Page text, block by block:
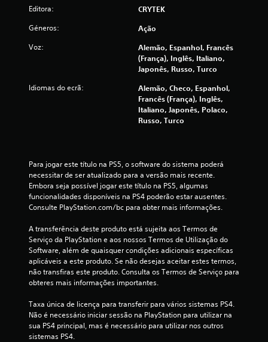
i
o
c
n
c
o
)
c
o
Editora: CRYTEK
Géneros: Ação
Voz:
Alemão, Espanhol, Francês
(França), Inglês, Italiano,
Japonês, Russo, Turco
Idiomas do ecrã:
Alemão, Checo, Espanhol,
Francês (França), Inglês,
Italiano, Japonês, Polaco,
Russo, Turco
Para jogar este título na PS5, o software do sistema poderá
necessitar de ser atualizado para a versão mais recente.
Embora seja possível jogar este título na PS5, algumas
funcionalidades disponíveis na PS4 poderão estar ausentes.
Consulte PlayStation.com/bc para obter mais informações.
A transferência deste produto está sujeita aos Termos de
Serviço da PlayStation e aos nossos Termos de Utilização do
Software, além de quaisquer condições adicionais específicas
aplicáveis a este produto. Se não desejas aceitar estes termos,
não transfiras este produto. Consulta os Termos de Serviço para
obteres mais informações importantes.
Taxa única de licença para transferir para vários sistemas PS4.
Não é necessário iniciar sessão na PlayStation para utilizar na
sua PS4 principal, mas é necessário para utilizar nos outros
sistemas PS4.